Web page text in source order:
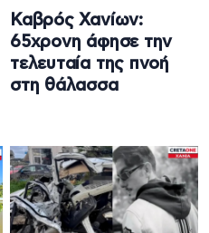
Καβρός Χανίων:
65χρονη άφησε την
τελευταία της πνοή
στη θάλασσα